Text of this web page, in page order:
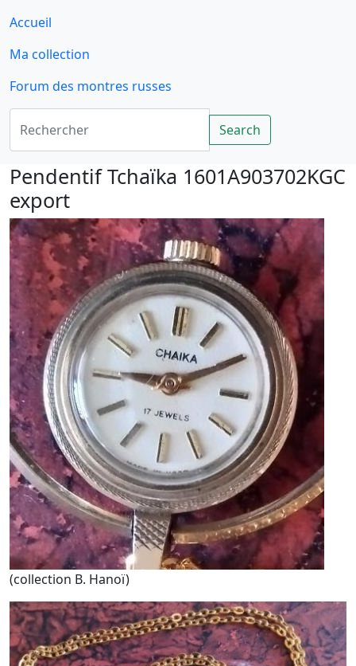
Accueil
Ma collection
Forum des montres russes
Rechercher
Search
Pendentif Tchaïka 1601A903702KGC
export
(collection B. Hanoï)